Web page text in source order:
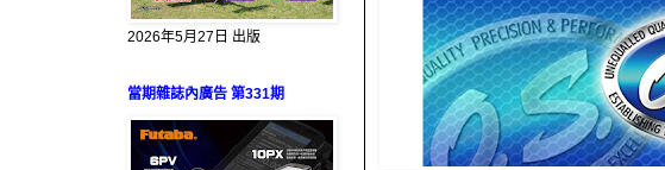
2026年5月27日 出版
當期雜誌內廣告 第331期